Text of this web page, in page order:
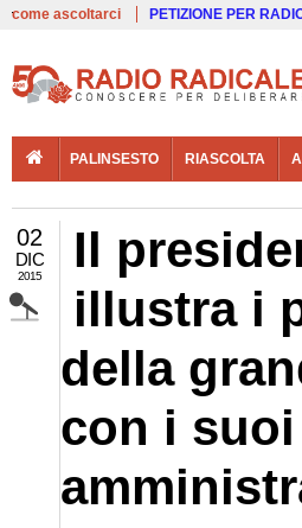
come ascoltarci PETIZIONE PER
PALINSESTO RIASCOLTA
02
DIC
2015
Il
illustra i
della
con i